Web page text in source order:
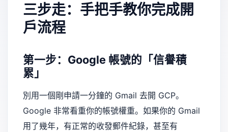
三步走：手把手教你完成開
戶流程
第一步：Google 帳號的「信譽積
累」
別用一個剛申請一分鐘的 Gmail 去開 GCP。
Google 非常看重你的帳號權重。如果你的 Gmail
用了幾年，有正常的收發郵件紀錄，甚至有